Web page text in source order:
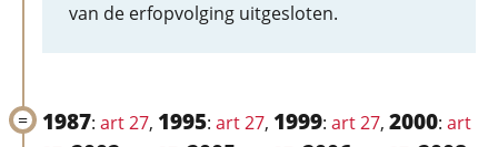
van de erfopvolging uitgesloten.
1987: art 27, 1995: art 27, 1999: art 27, 2000: art